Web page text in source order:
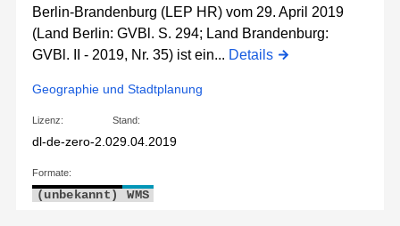
Berlin-Brandenburg (LEP HR) vom 29. April 2019
(Land Berlin: GVBl. S. 294; Land Brandenburg:
GVBl. II - 2019, Nr. 35) ist ein... Details
Geographie und Stadtplanung
Lizenz:
dl-de-zero-2.0
Stand:
29.04.2019
Formate:
(unbekannt) WMS